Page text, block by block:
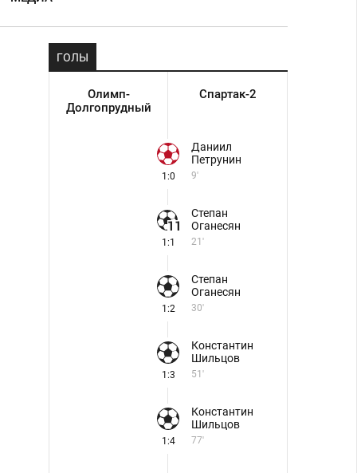
ГОЛЫ
Олимп-
Долгопрудный
Спартак-2
1:0
Даниил
Петрунин
9'
1:1
Степан
Оганесян
21'
1:2
Степан
Оганесян
30'
1:3
Константин
Шильцов
51'
1:4
Константин
Шильцов
77'